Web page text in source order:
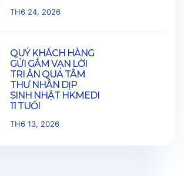
TH6 24, 2026
QUÝ KHÁCH HÀNG
GỬI GẮM VẠN LỜI
TRI ÂN QUA TÂM
THƯ NHÂN DỊP
SINH NHẬT HKMEDI
11 TUỔI
TH6 13, 2026